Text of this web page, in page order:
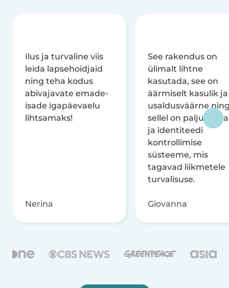
Ilus ja turvaline viis
leida lapsehoidjaid
ning teha kodus
abivajavate emade-
isade igapäevaelu
lihtsamaks!
Nerina
See rakendus on
ülimalt lihtne
kasutada, see on
äärmiselt kasulik ja
usaldusväärne
sellel on palju
ja identiteedi
kontrollimise
süsteeme, mis
tagavad liikmetele
turvalisuse.
Giovanna